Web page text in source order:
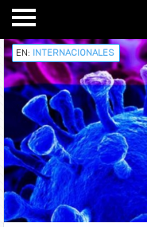
EN: INTERNACIONALES